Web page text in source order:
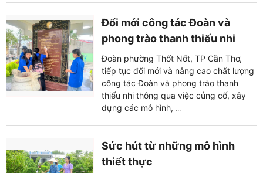
Đổi mới công tác Đoàn và
phong trào thanh thiếu nhi
Đoàn phường Thốt Nốt, TP Cần Thơ,
tiếp tục đổi mới và nâng cao chất lượng
công tác Đoàn và phong trào thanh
thiếu nhi thông qua việc củng cố, xây
dựng các mô hình, ...
Sức hút từ những mô hình
thiết thực